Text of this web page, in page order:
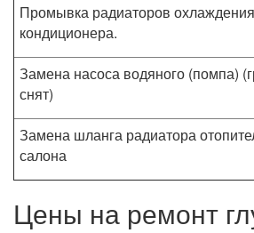
Промывка радиаторов
кондиционера.
Замена насоса водяного (помпа)
снят)
Замена шланга радиатора
салона
Цены на ремонт